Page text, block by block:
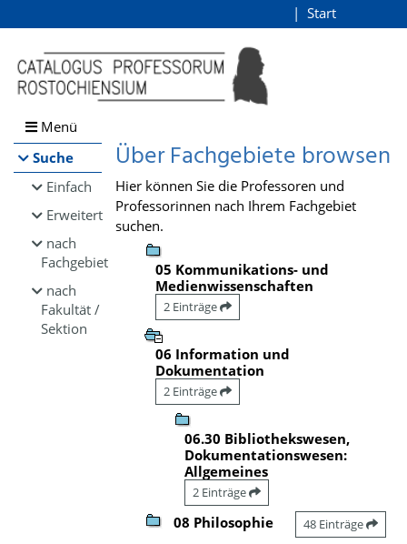
Browsen
direkt zum Inhalt
Start
Menü
Suche
Einfach
Erweitert
nach
Fachgebiet
nach
Fakultät /
Sektion
Über Fachgebiete browsen
Hier können Sie die Professoren und
Professorinnen nach Ihrem Fachgebiet
suchen.
05 Kommunikations- und
Medienwissenschaften
2 Einträge
06 Information und
Dokumentation
2 Einträge
06.30 Bibliothekswesen,
Dokumentationswesen:
Allgemeines
2 Einträge
08 Philosophie 48 Einträge